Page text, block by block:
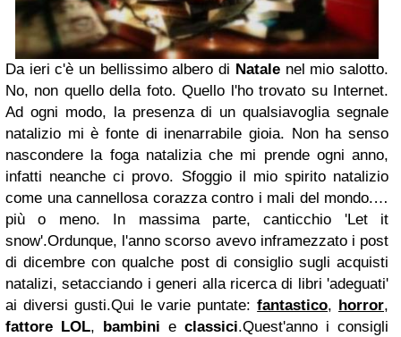
Da ieri c'è un bellissimo albero di Natalenel mio salotto.
No, non quello della foto. Quello l'ho trovato su Internet.
Ad ogni modo, la presenza di un qualsiavoglia segnale
natalizio mi è fonte di inenarrabile gioia. Non ha senso
nascondere la foga natalizia che mi prende ogni anno,
infatti neanche ci provo. Sfoggio il mio spirito natalizio
come una cannellosa corazza contro i mali del mondo.…
più o meno. In massima parte, canticchio 'Let it
snow'.Ordunque, l'anno scorso avevo inframezzato i post
di dicembre con qualche post di consiglio sugli acquisti
natalizi, setacciando i generi alla ricerca di libri 'adeguati'
ai diversi gusti.Qui le varie puntate:fantastico, horror,
fattore LOL, bambini e classici.Quest'anno i consigli